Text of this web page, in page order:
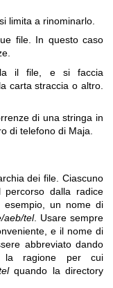
limita a rinominarlo.
file. In questo caso
il file, e si faccia
carta straccia o altro.
di una stringa in
di telefono di Maja.
dei file. Ciascuno
percorso dalla radice
un nome di
aeb/tel. Usare sempre
e il nome di
abbreviato dando
la ragione per cui
quando la directory